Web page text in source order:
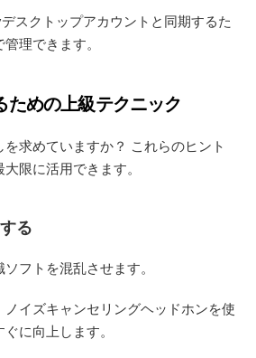
スクトップアカウントと同期するた
理できます。
ための上級テクニック
求めていますか？ これらのヒント
限に活用できます。
る
フトを混乱させます。
イズキャンセリングヘッドホンを使
に向上します。